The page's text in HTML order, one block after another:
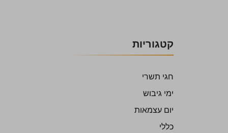
קטגוריות
חגי תשרי
ימי גיבוש
יום עצמאות
כללי